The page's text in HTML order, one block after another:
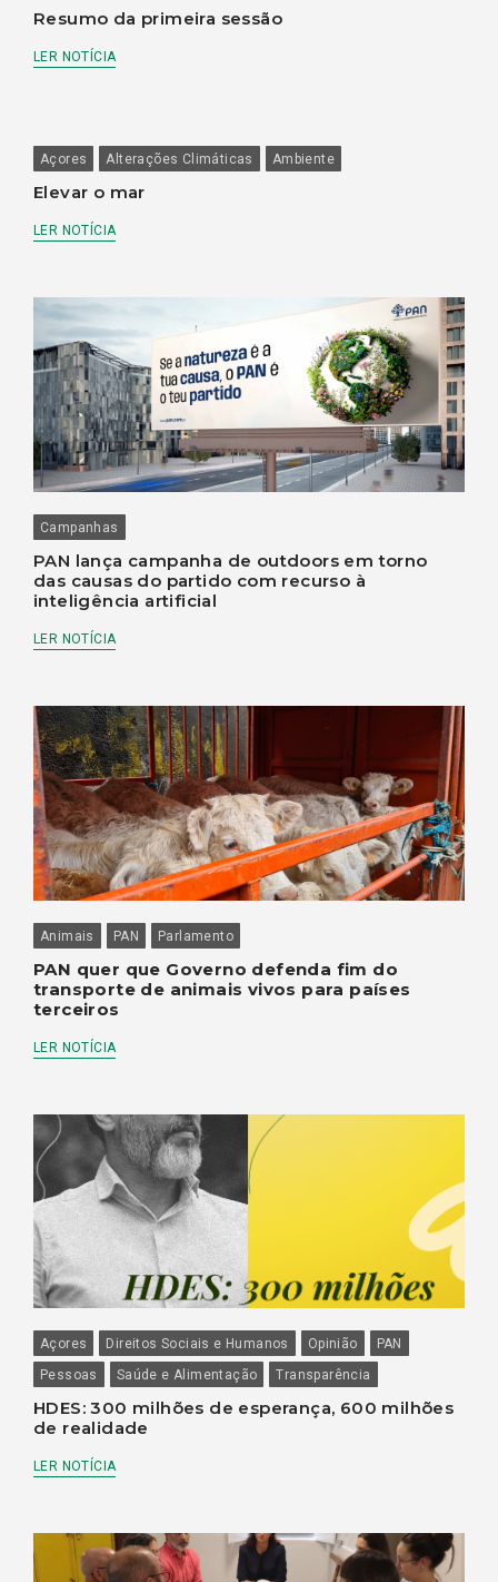
Resumo da primeira sessão
LER NOTÍCIA
Açores Alterações Climáticas Ambiente
Elevar o mar
LER NOTÍCIA
Campanhas
PAN lança campanha de outdoors em torno
das causas do partido com recurso à
inteligência artificial
LER NOTÍCIA
Animais PAN Parlamento
PAN quer que Governo defenda fim do
transporte de animais vivos para países
terceiros
LER NOTÍCIA
Açores Direitos Sociais e Humanos Opinião
PAN
Pessoas
Saúde e Alimentação Transparência
HDES: 300 milhões de esperança, 600 milhões
de realidade
LER NOTÍCIA